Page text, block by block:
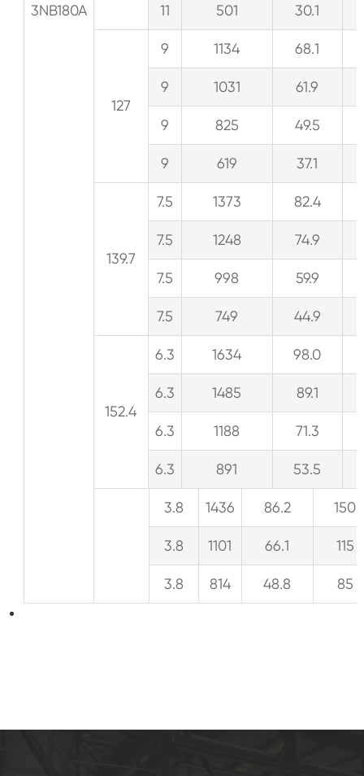
3NB180A 11 501 30.1
127
9 1134 68.1
9 1031 61.9
9 825 49.5
9 619 37.1
139.7
7.5 1373 82.4
7.5 1248 74.9
7.5 998 59.9
7.5 749 44.9
152.4
6.3 1634 98.0
6.3 1485 89.1
6.3 1188 71.3
6.3 891 53.5
3.8 1436 86.2 150
3.8 1101 66.1 115
3.8 814 48.8 85